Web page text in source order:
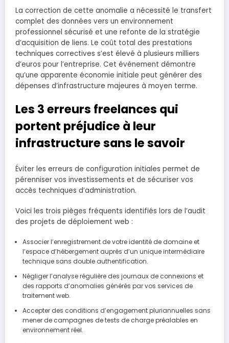
La correction de cette anomalie a nécessité le transfert
complet des données vers un environnement
professionnel sécurisé et une refonte de la stratégie
d’acquisition de liens. Le coût total des prestations
techniques correctives s’est élevé à plusieurs milliers
d’euros pour l’entreprise. Cet événement démontre
qu’une apparente économie initiale peut générer des
dépenses d’infrastructure majeures à moyen terme.
Les 3 erreurs freelances qui
portent préjudice à leur
infrastructure sans le savoir
Éviter les erreurs de configuration initiales permet de
pérenniser vos investissements et de sécuriser vos
accès techniques d’administration.
Voici les trois pièges fréquents identifiés lors de l’audit
des projets de déploiement web :
Associer l’enregistrement de votre identité de domaine et
l’espace d’hébergement auprès d’un unique intermédiaire
technique sans double authentification.
Négliger l’analyse régulière des journaux de connexions et
des rapports d’anomalies générés par vos services de
traitement web.
Accepter des conditions d’engagement pluriannuelles sans
mener de campagnes de tests de charge préalables en
environnement réel.